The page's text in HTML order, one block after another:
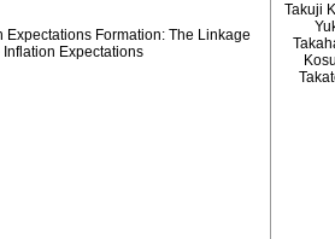
Expectations Formation: The Linkage
Expectations
Takuji